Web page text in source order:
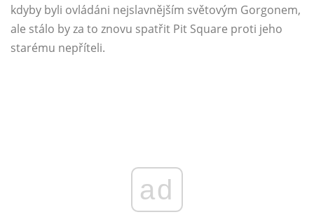
kdyby byli ovládáni nejslavnějším světovým Gorgonem,
ale stálo by za to znovu spatřit Pit Square proti jeho
starému nepříteli.
ad